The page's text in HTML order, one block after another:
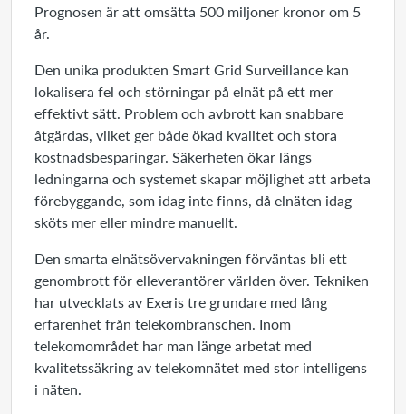
Prognosen är att omsätta 500 miljoner kronor om 5
år.
Den unika produkten Smart Grid Surveillance kan
lokalisera fel och störningar på elnät på ett mer
effektivt sätt. Problem och avbrott kan snabbare
åtgärdas, vilket ger både ökad kvalitet och stora
kostnadsbesparingar. Säkerheten ökar längs
ledningarna och systemet skapar möjlighet att arbeta
förebyggande, som idag inte finns, då elnäten idag
sköts mer eller mindre manuellt.
Den smarta elnätsövervakningen förväntas bli ett
genombrott för elleverantörer världen över. Tekniken
har utvecklats av Exeris tre grundare med lång
erfarenhet från telekombranschen. Inom
telekomområdet har man länge arbetat med
kvalitetssäkring av telekomnätet med stor intelligens
i näten.